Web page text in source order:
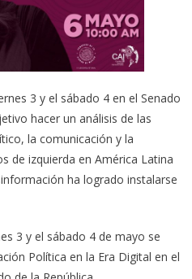
3 y el sábado 4 en el Senado
hacer un análisis de las
la comunicación y la
de izquierda en América Latina
ha logrado instalarse
3 y el sábado 4 de mayo se
Política en la Era Digital en el